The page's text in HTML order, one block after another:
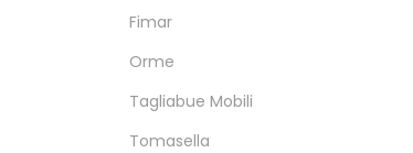
Fimar
Orme
Tagliabue Mobili
Tomasella